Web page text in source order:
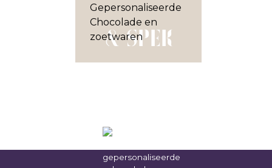
& SPEK